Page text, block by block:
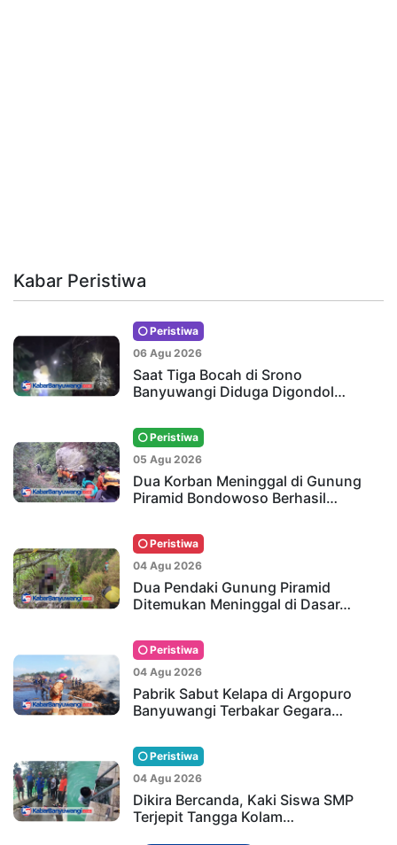
Kabar Peristiwa
Peristiwa
06 Agu 2026
Saat Tiga Bocah di Srono
Banyuwangi Diduga Digondol…
Peristiwa
05 Agu 2026
Dua Korban Meninggal di Gunung
Piramid Bondowoso Berhasil…
Peristiwa
04 Agu 2026
Dua Pendaki Gunung Piramid
Ditemukan Meninggal di Dasar…
Peristiwa
04 Agu 2026
Pabrik Sabut Kelapa di Argopuro
Banyuwangi Terbakar Gegara…
Peristiwa
04 Agu 2026
Dikira Bercanda, Kaki Siswa SMP
Terjepit Tangga Kolam…